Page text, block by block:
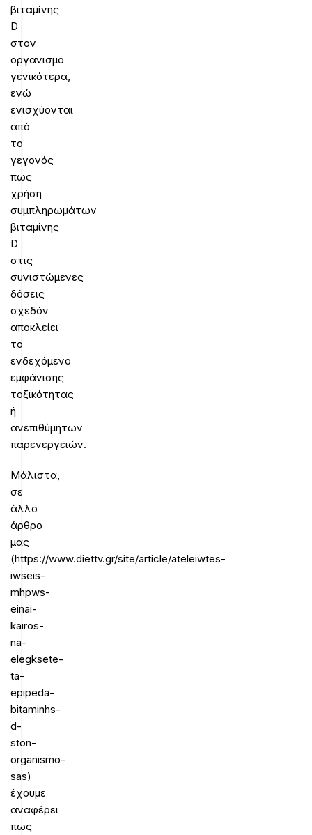
βιταμίνης
D
στον
οργανισμό
γενικότερα,
ενώ
ενισχύονται
από
το
γεγονός
πως
χρήση
συμπληρωμάτων
βιταμίνης
D
στις
συνιστώμενες
δόσεις
σχεδόν
αποκλείει
το
ενδεχόμενο
εμφάνισης
τοξικότητας
ή
ανεπιθύμητων
παρενεργειών.
Μάλιστα,
σε
άλλο
άρθρο
μας
(https://www.diettv.gr/site/article/ateleiwtes-
iwseis-
mhpws-
einai-
kairos-
na-
elegksete-
ta-
epipeda-
bitaminhs-
d-
ston-
organismo-
sas)
έχουμε
αναφέρει
πως